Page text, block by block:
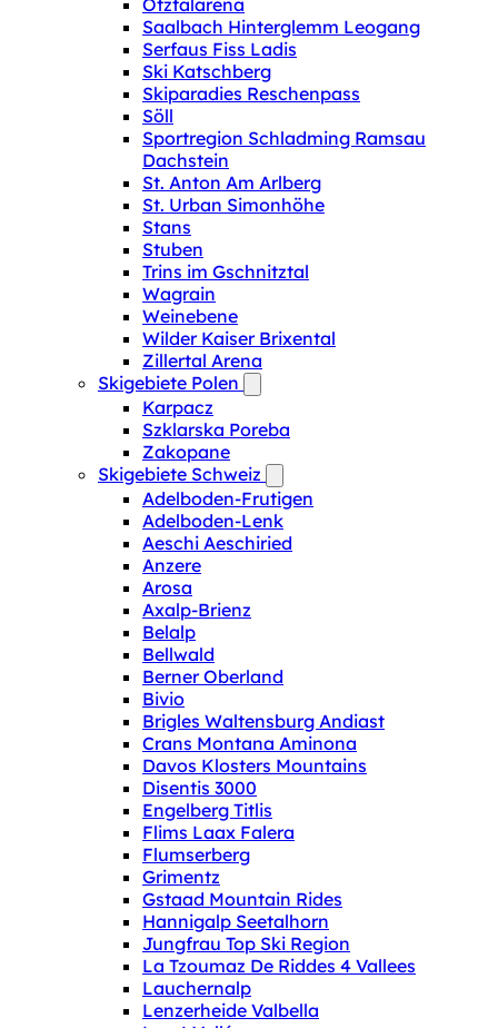
Ötztalarena
Saalbach Hinterglemm Leogang
Serfaus Fiss Ladis
Ski Katschberg
Skiparadies Reschenpass
Söll
Sportregion Schladming Ramsau
Dachstein
St. Anton Am Arlberg
St. Urban Simonhöhe
Stans
Stuben
Trins im Gschnitztal
Wagrain
Weinebene
Wilder Kaiser Brixental
Zillertal Arena
Skigebiete Polen
Karpacz
Szklarska Poreba
Zakopane
Skigebiete Schweiz
Adelboden-Frutigen
Adelboden-Lenk
Aeschi Aeschiried
Anzere
Arosa
Axalp-Brienz
Belalp
Bellwald
Berner Oberland
Bivio
Brigles Waltensburg Andiast
Crans Montana Aminona
Davos Klosters Mountains
Disentis 3000
Engelberg Titlis
Flims Laax Falera
Flumserberg
Grimentz
Gstaad Mountain Rides
Hannigalp Seetalhorn
Jungfrau Top Ski Region
La Tzoumaz De Riddes 4 Vallees
Lauchernalp
Lenzerheide Valbella